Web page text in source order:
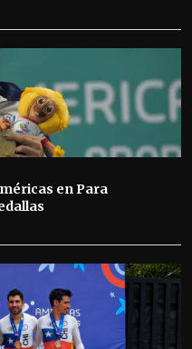
en Para